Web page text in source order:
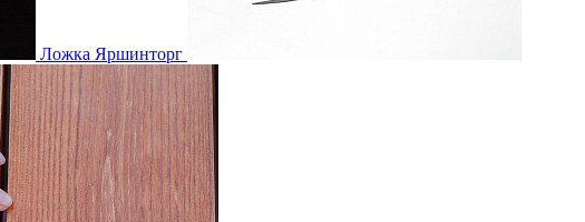
Ложка Яршинторг